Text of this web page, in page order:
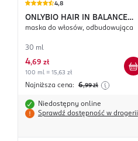
4,8
ONLYBIO HAIR IN BALANCE
Rich Bomba
maska do włosów, odbudowująca
30 ml
4,69 zł
100 ml = 15,63 zł
Najniższa cena: 6,99 zł
Niedostępny online
Sprawdź dostępność w drogerii